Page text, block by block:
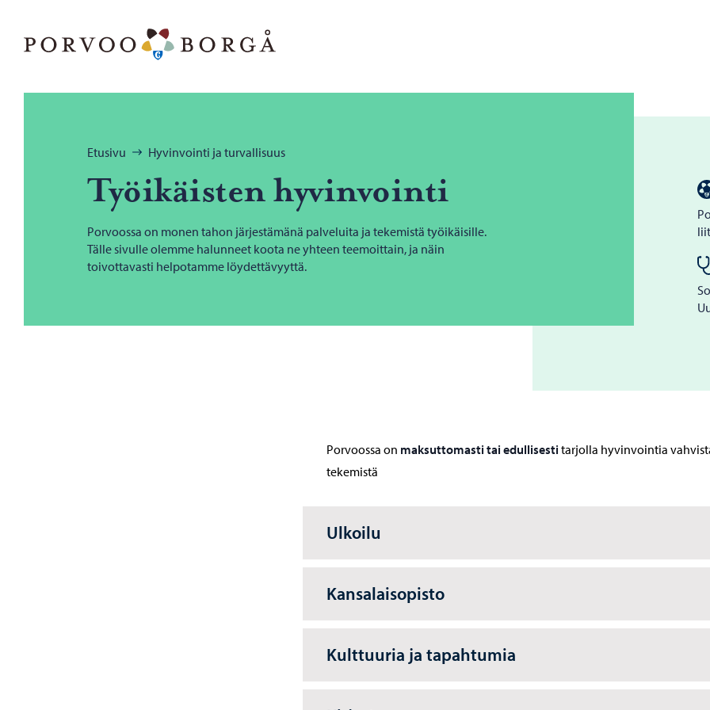
Selaa:
Etusivu Hyvinvointi ja turvallisuus
Työi­käis­ten hy­vin­voin­ti
Porvoossa on monen tahon järjestämänä palveluita ja tekemistä työikäisille.
Tälle sivulle olemme halunneet koota ne yhteen teemoittain, ja näin
toivottavasti helpotamme löydettävyyttä.
Porvoossa on maksuttomasti tai edullisesti tarjolla hyvinvointia
tekemistä
Ulkoilu
Kansalaisopisto
Kulttuuria ja tapahtumia